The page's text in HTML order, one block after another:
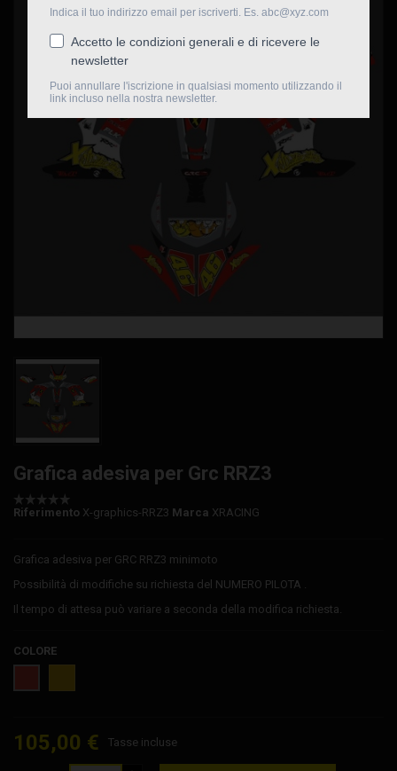
Grafica adesiva per Grc RRZ3
Riferimento X-graphics-RRZ3 Marca XRACING
Grafica adesiva per GRC RRZ3 minimoto
Possibilità di modifiche su richiesta del NUMERO PILOTA .
Il tempo di attesa può variare a seconda della modifica richiesta.
COLORE
105,00 € Tasse incluse